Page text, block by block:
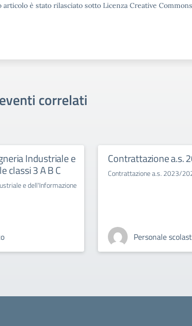
è stato rilasciato sotto Licenza Creative
correlati
Industriale e
classi 3 A B C
e dell'Informazione
Contrattazione a.s.
Contrattazione a.s. 2023/
Personale